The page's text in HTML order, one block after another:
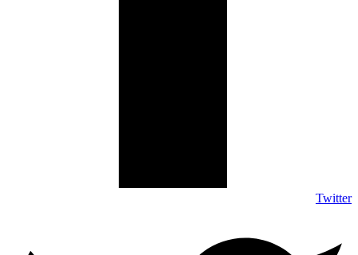
Twitter